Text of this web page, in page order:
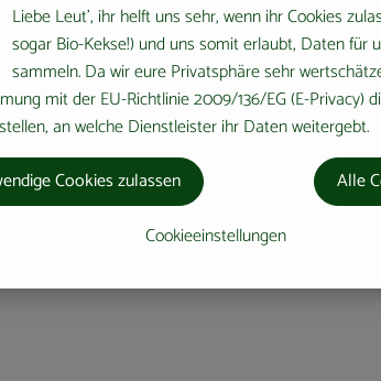
Liebe Leut', ihr helft uns sehr, wenn ihr Cookies
sogar Bio-Kekse!) und uns somit erlaubt, Daten für
sammeln. Da wir eure Privatsphäre sehr
mit der EU-Richtlinie 2009/136/EG (E-Privacy)
an welche Dienstleister ihr Daten weitergebt.
Cookieeinstellungen
Cookies zulassen Alle